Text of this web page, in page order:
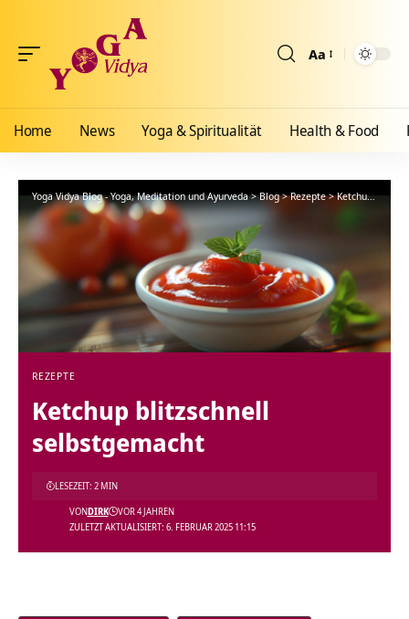
Aa
Home News Yoga & Spiritualität Health & Food
Yoga Vidya Blog - Yoga, Meditation und Ayurveda>Blog>Rezepte>Ketchup blitzschnell selbstgemacht
REZEPTE
Ketchup blitzschnell
selbstgemacht
ZULETZT AKTUALISIERT: 6. FEBRUAR 2025 11:15
VONDIRK VOR 4 JAHREN
LESEZEIT: 2 MIN